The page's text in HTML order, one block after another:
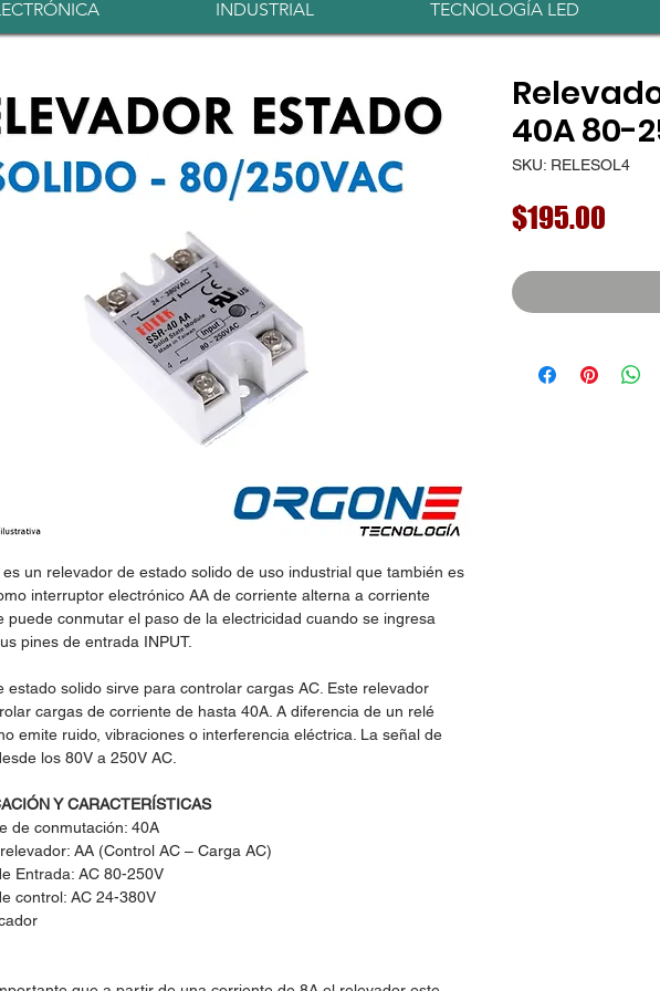
INDUSTRIAL TECNOLOGÍA LED
es un relevador de estado solido de uso industrial que también es
interruptor electrónico AA de corriente alterna a corriente
puede conmutar el paso de la electricidad cuando se ingresa
pines de entrada INPUT.
estado solido sirve para controlar cargas AC. Este relevador
cargas de corriente de hasta 40A. A diferencia de un relé
emite ruido, vibraciones o interferencia eléctrica. La señal de
los 80V a 250V AC.
Y CARACTERÍSTICAS
de conmutación: 40A
AA (Control AC – Carga AC)
Entrada: AC 80-250V
control: AC 24-380V
40A 80-
SKU: RELESOL4
$195.00